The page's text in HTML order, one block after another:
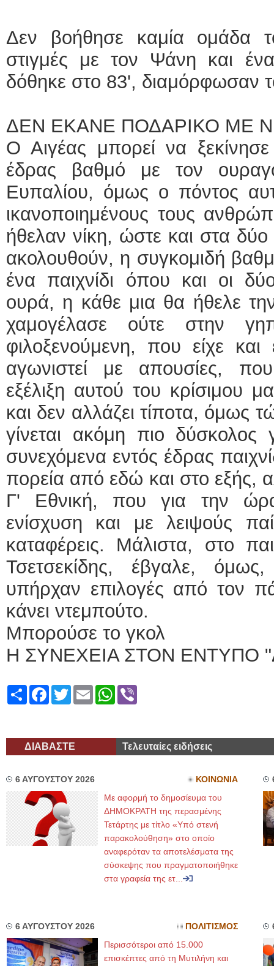
Δεν βοήθησε καμία ομάδα
στιγμές με τον Ψάνη και
δόθηκε στο 83', διαμόρφωσαν
ΔΕΝ ΕΚΑΝΕ ΠΟΔΑΡΙΚΟ ΜΕ
Ο Αιγέας μπορεί να
έδρας βαθμό με τον
Ευπαλίου, όμως ο πόντος
ικανοποιημένους τους
ήθελαν νίκη, ώστε και στα δύο
ακολουθούν, η συγκομιδή
ένα παιχνίδι όπου και οι
ουρά, η κάθε μια θα ήθελε
χαμογέλασε ούτε στην
φιλοξενούμενη, που είχε
αγωνιστεί με απουσίες,
εξέλιξη αυτού του κρίσιμου
και δεν αλλάζει τίποτα, όμως
γίνεται ακόμη πιο
συνεχόμενα εντός έδρας
πορεία από εδώ και στο εξής,
Γ' Εθνική, που για την
ενίσχυση και με λειψούς
καταφέρεις. Μάλιστα, στο
Τσετσεκίδης, έβγαλε,
υπήρχαν επιλογές από τον
κάνει ντεμπούτο.
Μπορούσε το γκολ
Η ΣΥΝΕΧΕΙΑ ΣΤΟΝ ΕΝΤΥΠΟ
ShareFacebook
TwitterEmailWhatsApp
ΔΙΑΒΑΣΤΕ Τελευταίες ειδήσεις
6 ΑΥΓΟΥΣΤΟΥ 2026 ΚΟΙΝΩΝΙΑ
Με αφορμή το δημοσίευμα του
ΔΗΜΟΚΡΑΤΗ της περασμένης
Τετάρτης με τίτλο «Υπό στενή
παρακολούθηση» στο οποίο
αναφερόταν τα αποτελέσματα της
σύσκεψης που πραγματοποιήθηκε
στα γραφεία της ετ...
6 ΑΥΓΟΥΣΤΟΥ 2026 ΠΟΛΙΤΙΣΜΟΣ
Περισσότεροι από 15.000
επισκέπτες από τη Μυτιλήνη και